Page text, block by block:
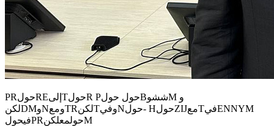
PRحولREإلىTحولR Pحول حولBششوM و
لكنDMوNومعTRلكنTوفيNحول- HحولZIJمعTفيENNYM
فيحولPRحولمعلكنM